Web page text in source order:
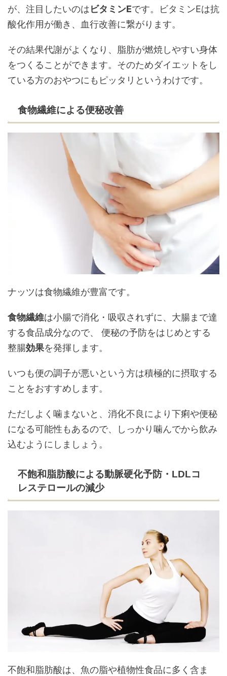
が、注目したいのはビタミンEです。ビタミンEは抗
酸化作用が働き、血行改善に繋がります。
その結果代謝がよくなり、脂肪が燃焼しやすい身体
をつくることができます。そのためダイエットをし
ている方のおやつにもピッタリというわけです。
食物繊維による便秘改善
ナッツは食物繊維が豊富です。
食物繊維は小腸で消化・吸収されずに、大腸まで達
する食品成分なので、 便秘の予防をはじめとする
整腸効果を発揮します。
いつも便の調子が悪いという方は積極的に摂取する
ことをおすすめします。
ただしよく噛まないと、消化不良により下痢や便秘
になる可能性もあるので、しっかり噛んでから飲み
込むようにしましょう。
不飽和脂肪酸による動脈硬化予防・LDLコ
レステロールの減少
不飽和脂肪酸は、魚の脂や植物性食品に多く含ま